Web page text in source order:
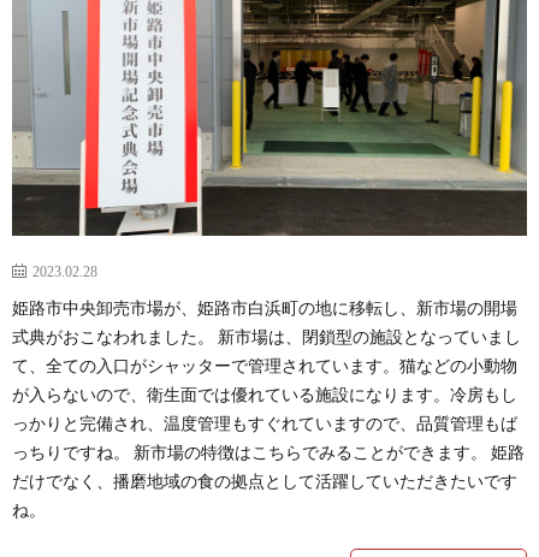
2023.02.28
姫路市中央卸売市場が、姫路市白浜町の地に移転し、新市場の開場
式典がおこなわれました。 新市場は、閉鎖型の施設となっていまし
て、全ての入口がシャッターで管理されています。猫などの小動物
が入らないので、衛生面では優れている施設になります。冷房もし
っかりと完備され、温度管理もすぐれていますので、品質管理もば
っちりですね。 新市場の特徴はこちらでみることができます。 姫路
だけでなく、播磨地域の食の拠点として活躍していただきたいです
ね。